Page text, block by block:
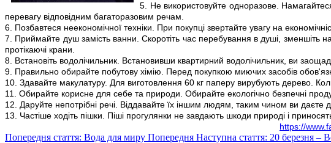
5. Не використовуйте одноразове.
перевагу відповідним багаторазовим речам.
6. Позбавтеся неекономічної техніки. При покупці звертайте увагу на
7. Приймайте душ замість ванни. Скоротіть час перебування в душі, зменшіть
протікаючі крани.
8. Встановіть водолічильник. Встановивши квартирний водолічильник, ви
9. Правильно обирайте побутову хімію. Перед покупкою миючих засобів
10. Здавайте макулатуру. Для виготовлення 60 кг паперу вирубують дерево.
11. Обирайте корисне для себе та природи. Обирайте екологічно безпечні
12. Даруйте непотрібні речі. Віддавайте їх іншим людям, таким чином ви даєте
13. Частіше ходіть пішки. Піші прогулянки не завдають шкоди природі і
https://
Попередня стаття: Вода для миру Попередня Наступна стаття: 20 березня –